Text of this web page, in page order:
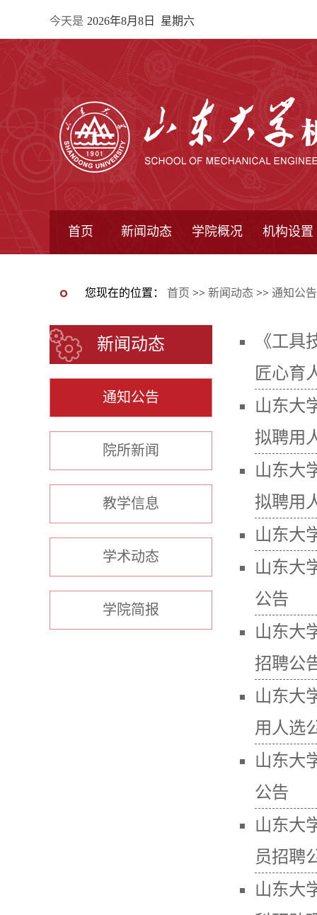
今天是 2026年8月8日 星期六
首页 新闻动态 学院概况 机构设置
您现在的位置： 首页 >> 新闻动态 >> 通知公告
新闻动态
通知公告
院所新闻
教学信息
学术动态
学院简报
《工
匠心育
山东大
拟聘用
山东大
拟聘用
山东大
山东大
公告
山东大
招聘公
山东大
用人选
山东大
公告
山东大
员招聘
山东大